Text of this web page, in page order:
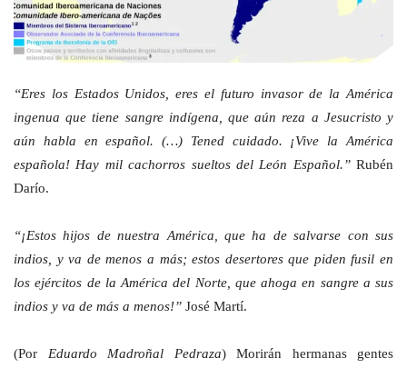
“Eres los Estados Unidos, eres el futuro invasor de la América
ingenua que tiene sangre indígena, que aún reza a Jesucristo y
aún habla en español. (…) Tened cuidado. ¡Vive la América
española! Hay mil cachorros sueltos del León Español.”Rubén
Darío.
“¡Estos hijos de nuestra América, que ha de salvarse con sus
indios, y va de menos a más; estos desertores que piden fusil en
los ejércitos de la América del Norte, que ahoga en sangre a sus
indios y va de más a menos!” José Martí.
(Por Eduardo Madroñal Pedraza) Morirán hermanas gentes